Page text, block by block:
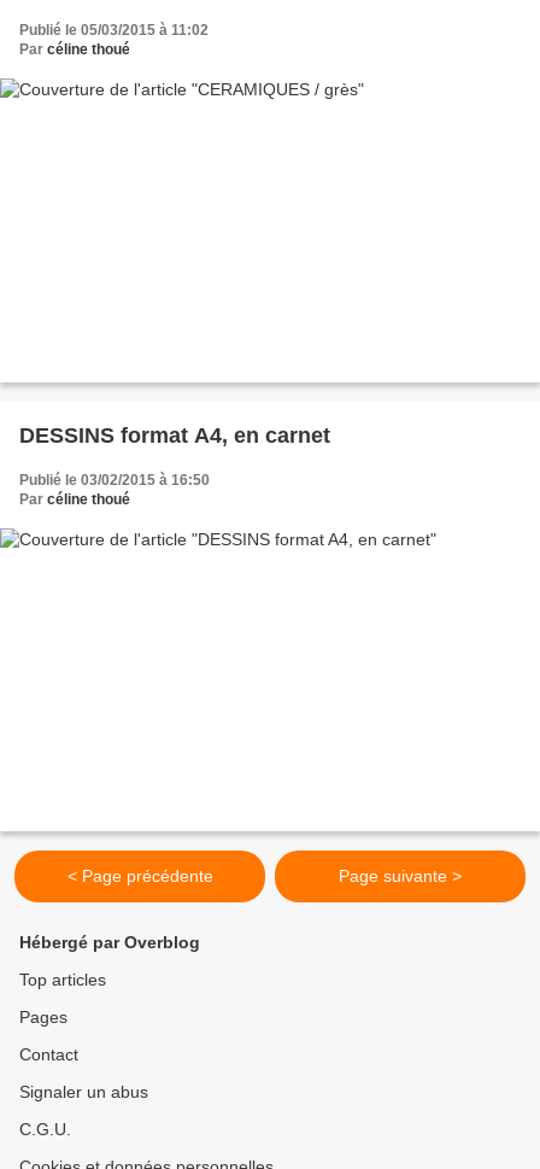
Publié le 05/03/2015 à 11:02
Par céline thoué
DESSINS format A4, en carnet
Publié le 03/02/2015 à 16:50
Par céline thoué
< Page précédente Page suivante >
Hébergé par Overblog
Top articles
Pages
Contact
Signaler un abus
C.G.U.